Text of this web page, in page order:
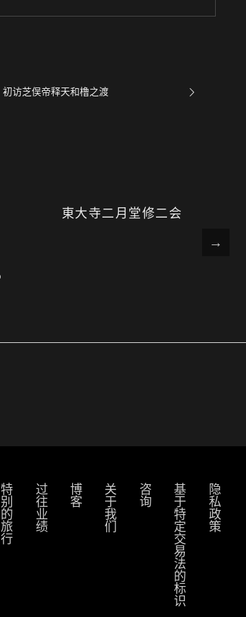
初访芝俣帝释天和橹之渡
東大寺二月堂修二会
隐私政策
基于特定交易法的标识
咨询
关于我们
博客
过往业绩
特别的旅行